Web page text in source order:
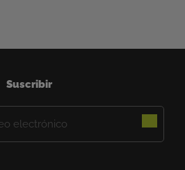
Suscribir
electrónico